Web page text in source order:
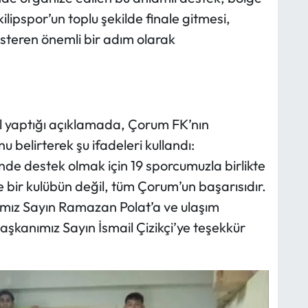
toplu şekilde finale gitmesi,
önemli bir adım olarak
açıklamada, Çorum FK’nın
belirterek şu ifadeleri kullandı:
destek olmak için 19 sporcumuzla birlikte
kulübün değil, tüm Çorum’un başarısıdır.
Sayın Ramazan Polat’a ve ulaşım
Sayın İsmail Çizikçi’ye teşekkür